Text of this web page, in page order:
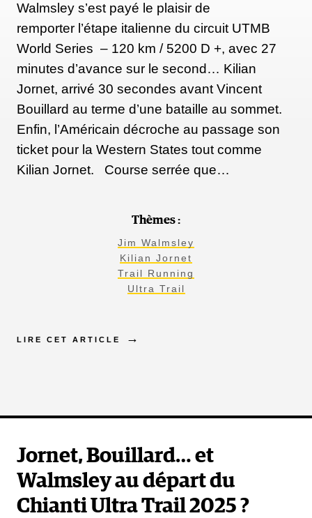
Walmsley s’est payé le plaisir de
remporter l’étape italienne du circuit UTMB
World Series – 120 km / 5200 D +, avec 27
minutes d’avance sur le second… Kilian
Jornet, arrivé 30 secondes avant Vincent
Bouillard au terme d’une bataille au sommet.
Enfin, l’Américain décroche au passage son
ticket pour la Western States tout comme
Kilian Jornet. Course serrée que…
Thèmes :
Jim Walmsley
Kilian Jornet
Trail Running
Ultra Trail
LIRE CET ARTICLE
Jornet, Bouillard… et
Walmsley au départ du
Chianti Ultra Trail 2025 ?